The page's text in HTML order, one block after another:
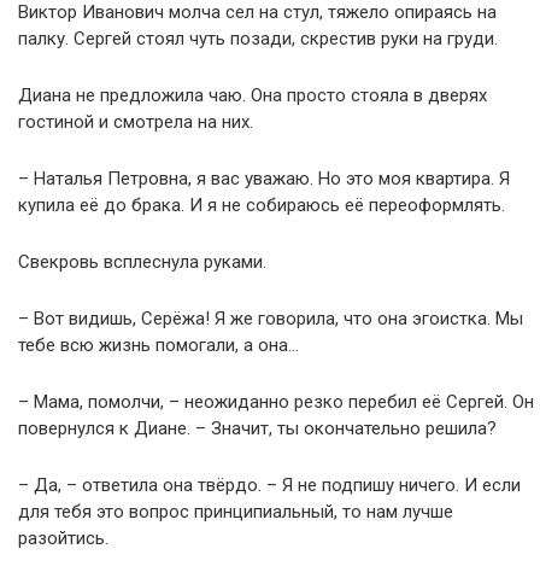
Виктор Иванович молча сел на стул, тяжело опираясь на
палку. Сергей стоял чуть позади, скрестив руки на груди.
Диана не предложила чаю. Она просто стояла в дверях
гостиной и смотрела на них.
– Наталья Петровна, я вас уважаю. Но это моя квартира. Я
купила её до брака. И я не собираюсь её переоформлять.
Свекровь всплеснула руками.
– Вот видишь, Серёжа! Я же говорила, что она эгоистка. Мы
тебе всю жизнь помогали, а она…
– Мама, помолчи, – неожиданно резко перебил её Сергей. Он
повернулся к Диане. – Значит, ты окончательно решила?
– Да, – ответила она твёрдо. – Я не подпишу ничего. И если
для тебя это вопрос принципиальный, то нам лучше
разойтись.